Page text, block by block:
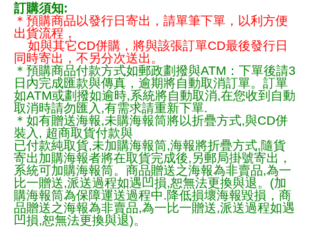
訂購須知:
＊預購商品以發行日寄出，請單筆下單，以利方便
出貨流程，
如與其它CD併購，將與該張訂單CD最後發行日
同時寄出，不另分次送出。
＊預購商品付款方式如郵政劃撥與ATM：下單後請3
日內完成匯款與傳真，逾期將自動取消訂單。訂單
如ATM或劃撥如逾時,系統將自動取消,在您收到自動
取消時請勿匯入,有需求請重新下單.
＊如有贈送海報,未購海報筒將以折疊方式,與CD併
裝入, 超商取貨付款與
已付款純取貨,未加購海報筒,海報將折疊方式,隨貨
寄出加購海報者將在取貨完成後,另郵局掛號寄出，
系統可加購海報筒。商品贈送之海報為非賣品,為一
比一贈送,派送過程如遇凹損,恕無法更換與退。(加
購海報筒為保障運送過程中.降低損壞海報毀損，商
品贈送之海報為非賣品,為一比一贈送,派送過程如遇
凹損,恕無法更換與退)。